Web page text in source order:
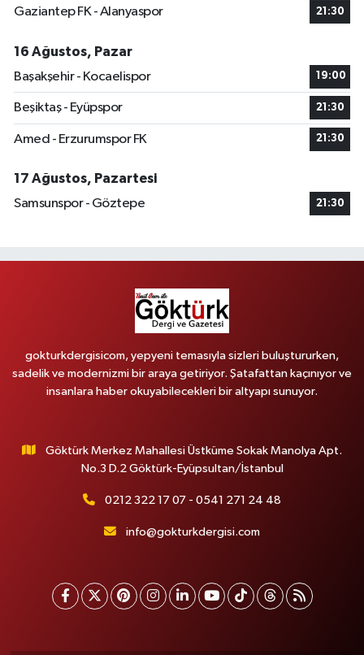
Gaziantep FK - Alanyaspor 21:30
16 Ağustos, Pazar
Başakşehir - Kocaelispor
19:00
Beşiktaş - Eyüpspor 21:30
Amed - Erzurumspor FK 21:30
17 Ağustos, Pazartesi
Samsunspor - Göztepe
21:30
gokturkdergisicom, yepyeni temasıyla sizleri buluştururken,
sadelik ve modernizmi bir araya getiriyor. Şatafattan kaçınıyor ve
insanlara haber okuyabilecekleri bir altyapı sunuyor.
Göktürk Merkez Mahallesi Üstküme Sokak Manolya Apt.
No.3 D.2 Göktürk-Eyüpsultan/İstanbul
0212 322 17 07 - 0541 271 24 48
info@gokturkdergisi.com